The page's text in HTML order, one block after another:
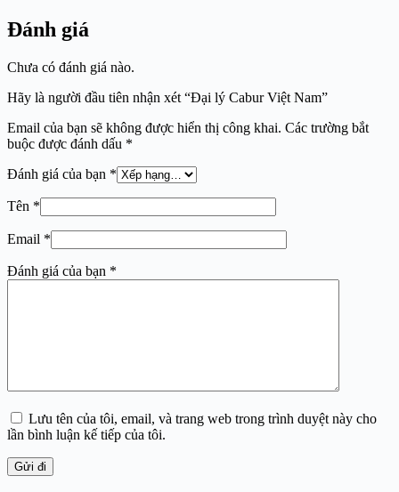
Đánh giá
Chưa có đánh giá nào.
Hãy là người đầu tiên nhận xét “Đại lý Cabur Việt Nam”
Email của bạn sẽ không được hiển thị công khai. Các trường bắt
buộc được đánh dấu *
Đánh giá của bạn *
Tên *
Email *
Đánh giá của bạn *
Lưu tên của tôi, email, và trang web trong trình duyệt này cho
lần bình luận kế tiếp của tôi.
Gửi đi